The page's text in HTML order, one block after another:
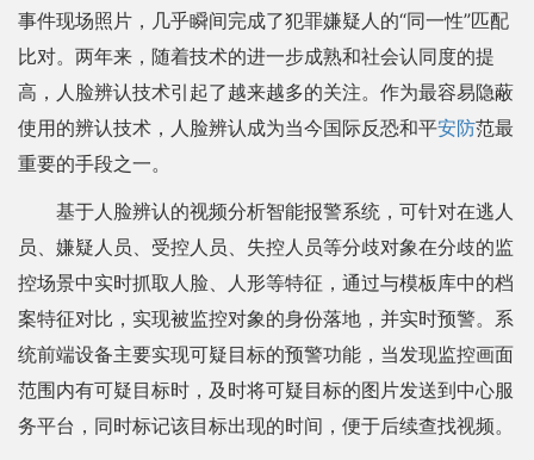
事件现场照片，几乎瞬间完成了犯罪嫌疑人的“同一性”匹配
比对。两年来，随着技术的进一步成熟和社会认同度的提
高，人脸辨认技术引起了越来越多的关注。作为最容易隐蔽
使用的辨认技术，人脸辨认成为当今国际反恐和平安防范最
重要的手段之一。
基于人脸辨认的视频分析智能报警系统，可针对在逃人
员、嫌疑人员、受控人员、失控人员等分歧对象在分歧的监
控场景中实时抓取人脸、人形等特征，通过与模板库中的档
案特征对比，实现被监控对象的身份落地，并实时预警。系
统前端设备主要实现可疑目标的预警功能，当发现监控画面
范围内有可疑目标时，及时将可疑目标的图片发送到中心服
务平台，同时标记该目标出现的时间，便于后续查找视频。